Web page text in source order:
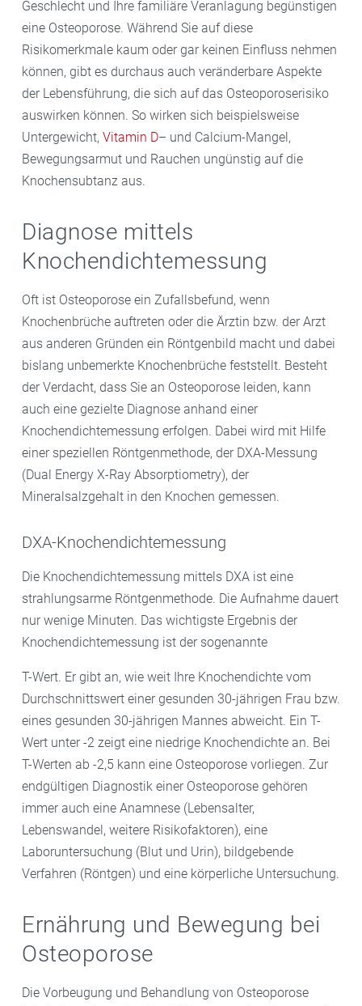
Geschlecht und Ihre familiäre Veranlagung begünstigen
eine Osteoporose. Während Sie auf diese
Risikomerkmale kaum oder gar keinen Einfluss nehmen
können, gibt es durchaus auch veränderbare Aspekte
der Lebensführung, die sich auf das Osteoporoserisiko
auswirken können. So wirken sich beispielsweise
Untergewicht, Vitamin D– und Calcium-Mangel,
Bewegungsarmut und Rauchen ungünstig auf die
Knochensubtanz aus.
Diagnose mittels
Knochendichtemessung
Oft ist Osteoporose ein Zufallsbefund, wenn
Knochenbrüche auftreten oder die Ärztin bzw. der Arzt
aus anderen Gründen ein Röntgenbild macht und dabei
bislang unbemerkte Knochenbrüche feststellt. Besteht
der Verdacht, dass Sie an Osteoporose leiden, kann
auch eine gezielte Diagnose anhand einer
Knochendichtemessung erfolgen. Dabei wird mit Hilfe
einer speziellen Röntgenmethode, der DXA-Messung
(Dual Energy X-Ray Absorptiometry), der
Mineralsalzgehalt in den Knochen gemessen.
DXA-Knochendichtemessung
Die Knochendichtemessung mittels DXA ist eine
strahlungsarme Röntgenmethode. Die Aufnahme dauert
nur wenige Minuten. Das wichtigste Ergebnis der
Knochendichtemessung ist der sogenannte
T-Wert. Er gibt an, wie weit Ihre Knochendichte vom
Durchschnittswert einer gesunden 30-jährigen Frau bzw.
eines gesunden 30-jährigen Mannes abweicht. Ein T-
Wert unter -2 zeigt eine niedrige Knochendichte an. Bei
T-Werten ab -2,5 kann eine Osteoporose vorliegen. Zur
endgültigen Diagnostik einer Osteoporose gehören
immer auch eine Anamnese (Lebensalter,
Lebenswandel, weitere Risikofaktoren), eine
Laboruntersuchung (Blut und Urin), bildgebende
Verfahren (Röntgen) und eine körperliche Untersuchung.
Ernährung und Bewegung bei
Osteoporose
Die Vorbeugung und Behandlung von Osteoporose